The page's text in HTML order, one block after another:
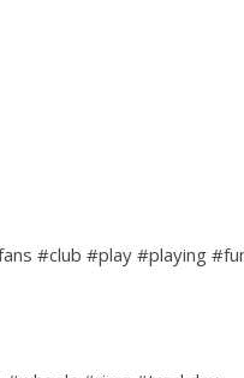
#club #play #playing